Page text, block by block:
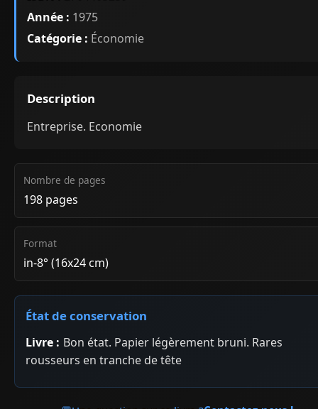
Année : 1975
Catégorie : Économie
Description
Entreprise. Economie
Nombre de pages
198 pages
Format
in-8° (16x24 cm)
État de conservation
Livre : Bon état. Papier légèrement bruni. Rares
rousseurs en tranche de tête